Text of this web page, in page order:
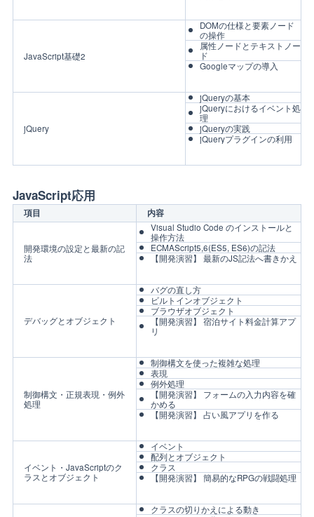
JavaScript基礎2
DOMの仕様と要素ノード
の操作
属性ノードとテキストノー
ド
Googleマップの導入
jQuery
jQueryの基本
jQueryにおけるイベント処
理
jQueryの実践
jQueryプラグインの利用
JavaScript応用
項目 内容
開発環境の設定と最新の記
法
Visual Studio Code のインストールと
操作方法
ECMAScript5,6(ES5, ES6)の記法
【開発演習】 最新のJS記法へ書きかえ
デバッグとオブジェクト
バグの直し方
ビルトインオブジェクト
ブラウザオブジェクト
【開発演習】 宿泊サイト料金計算アプ
リ
制御構文・正規表現・例外
処理
制御構文を使った複雑な処理
表現
例外処理
【開発演習】 フォームの入力内容を確
かめる
【開発演習】 占い風アプリを作る
イベント・JavaScriptのク
ラスとオブジェクト
イベント
配列とオブジェクト
クラス
【開発演習】 簡易的なRPGの戦闘処理
クラスの切りかえによる動き